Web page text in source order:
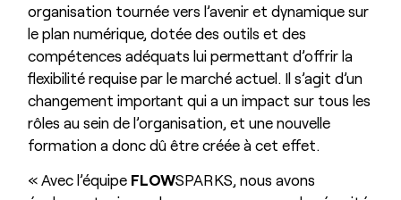
organisation tournée vers l’avenir et dynamique sur
le plan numérique, dotée des outils et des
compétences adéquats lui permettant d’offrir la
flexibilité requise par le marché actuel. Il s’agit d’un
changement important qui a un impact sur tous les
rôles au sein de l’organisation, et une nouvelle
formation a donc dû être créée à cet effet.
« Avec l’équipe FLOWSPARKS, nous avons